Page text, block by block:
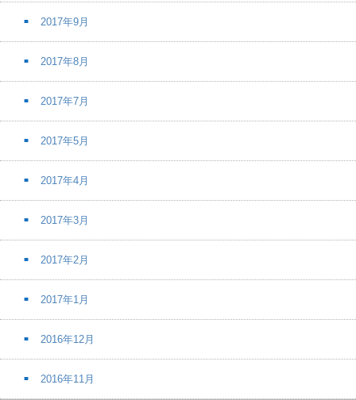
2017年9月
2017年8月
2017年7月
2017年5月
2017年4月
2017年3月
2017年2月
2017年1月
2016年12月
2016年11月